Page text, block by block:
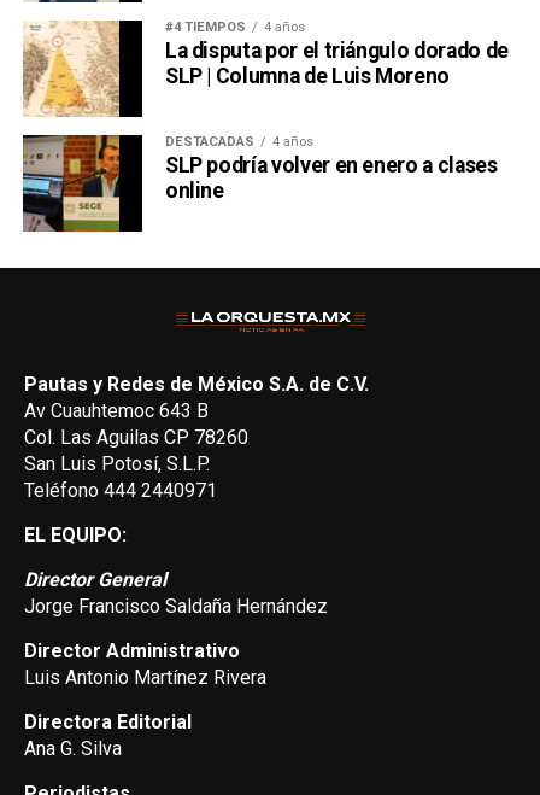
#4 TIEMPOS 4 años
La disputa por el triángulo dorado de
SLP | Columna de Luis Moreno
DESTACADAS 4 años
SLP podría volver en enero a clases
online
Pautas y Redes de México S.A. de C.V.
Av Cuauhtemoc 643 B
Col. Las Aguilas CP 78260
San Luis Potosí, S.L.P.
Teléfono 444 2440971
EL EQUIPO:
Director General
Jorge Francisco Saldaña Hernández
Director Administrativo
Luis Antonio Martínez Rivera
Directora Editorial
Ana G. Silva